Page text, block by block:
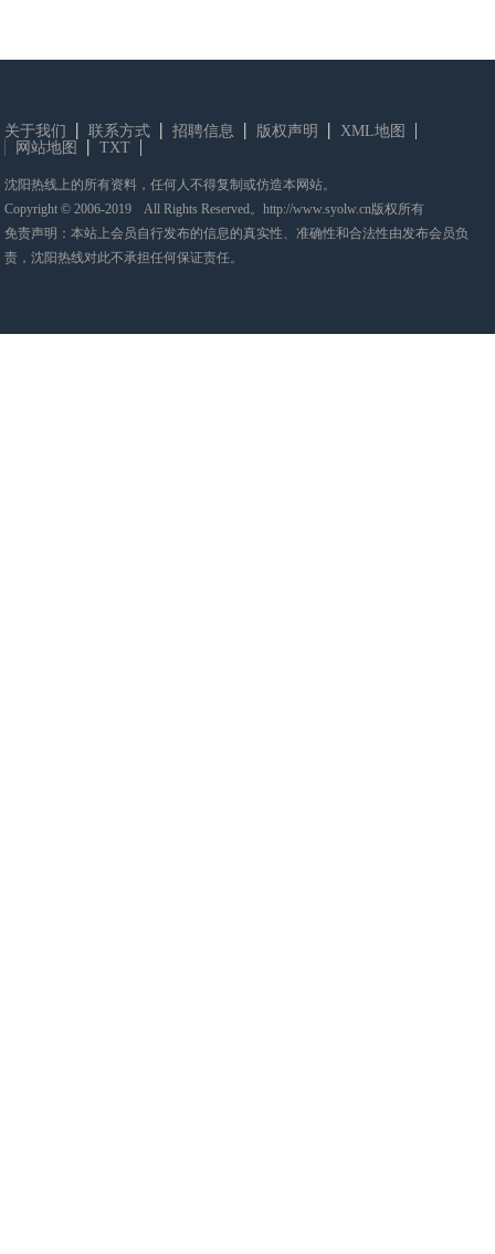
关于我们 联系方式 招聘信息 版权声明
XML地图
网站地图
TXT
沈阳热线上的所有资料，任何人不得复制或仿造本网站。
Copyright © 2006-2019 All Rights Reserved。http://www.syolw.cn版权所有
免责声明：本站上会员自行发布的信息的真实性、准确性和合法性由发布会员负
责，沈阳热线对此不承担任何保证责任。